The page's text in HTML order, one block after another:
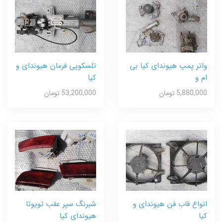
واتر پمپ هیوندای کیا بی
ام و
5,880,000 تومان
تلسکوپی فرمان هیوندای و
کیا
53,200,000 تومان
انواع قاب فن هیوندای و
کیا
شبرنگ سپر عقب تویوتا
هیوندای کیا